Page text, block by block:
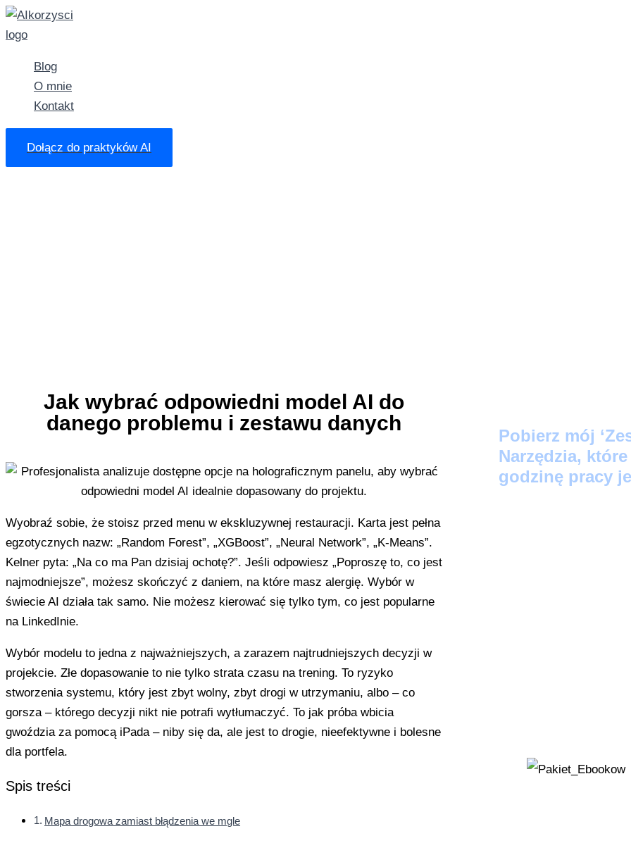
Przejdź
do
Blog
O mnie
Kontakt
Dołącz do praktyków AI
Jak wybrać odpowiedni model AI do
danego problemu i zestawu danych
Wyobraź sobie, że stoisz przed menu w ekskluzywnej restauracji. Karta jest pełna
egzotycznych nazw: „Random Forest”, „XGBoost”, „Neural Network”, „K-Means”.
Kelner pyta: „Na co ma Pan dzisiaj ochotę?”. Jeśli odpowiesz „Poproszę to, co jest
najmodniejsze”, możesz skończyć z daniem, na które masz alergię. Wybór w
świecie AI działa tak samo. Nie możesz kierować się tylko tym, co jest popularne
na LinkedInie.
Wybór modelu to jedna z najważniejszych, a zarazem najtrudniejszych decyzji w
projekcie. Złe dopasowanie to nie tylko strata czasu na trening. To ryzyko
stworzenia systemu, który jest zbyt wolny, zbyt drogi w utrzymaniu, albo – co
gorsza – którego decyzji nikt nie potrafi wytłumaczyć. To jak próba wbicia
gwoździa za pomocą iPada – niby się da, ale jest to drogie, nieefektywne i bolesne
dla portfela.
Spis treści
Mapa drogowa zamiast błądzenia we mgle
Pobierz mój
Narzędzia,
godzinę pracy